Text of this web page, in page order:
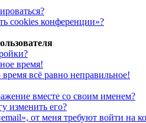
cookies конференции»?
время!
всё равно неправильное!
вместе со своим именем?
изменить его?
от меня требуют войти на